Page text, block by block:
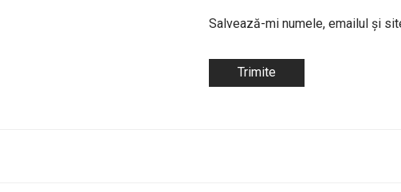
Salvează-mi numele, emailul și